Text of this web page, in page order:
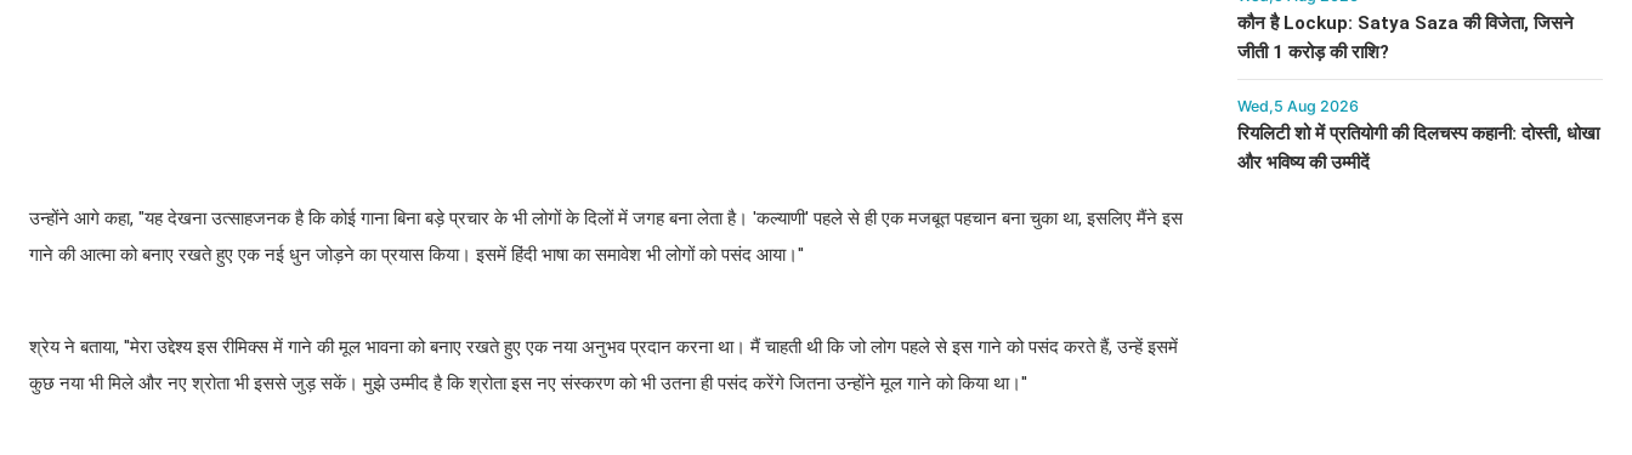
उन्होंने आगे कहा, "यह देखना उत्साहजनक है कि कोई गाना बिना बड़े प्रचार के भी लोगों के दिलों में जगह बना लेता है। 'कल्याणी' पहले से ही एक मजबूत पहचान बना चुका था, इसलिए मैंने इस
गाने की आत्मा को बनाए रखते हुए एक नई धुन जोड़ने का प्रयास किया। इसमें हिंदी भाषा का समावेश भी लोगों को पसंद आया।''
श्रेय ने बताया, ''मेरा उद्देश्य इस रीमिक्स में गाने की मूल भावना को बनाए रखते हुए एक नया अनुभव प्रदान करना था। मैं चाहती थी कि जो लोग पहले से इस गाने को पसंद करते हैं, उन्हें इसमें
कुछ नया भी मिले और नए श्रोता भी इससे जुड़ सकें। मुझे उम्मीद है कि श्रोता इस नए संस्करण को भी उतना ही पसंद करेंगे जितना उन्होंने मूल गाने को किया था।''
कौन है Lockup: Satya Saza की विजेता, जिसने
जीती 1 करोड़ की राशि?
Wed,5 Aug 2026
रियलिटी शो में प्रतियोगी की दिलचस्प कहानी: दोस्ती, धोखा
और भविष्य की उम्मीदें